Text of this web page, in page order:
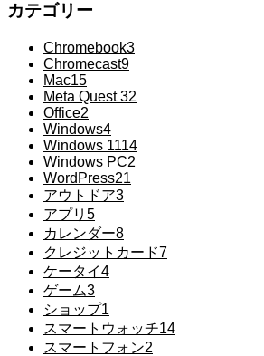
カテゴリー
Chromebook3
Chromecast9
Mac15
Meta Quest 32
Office2
Windows4
Windows 1114
Windows PC2
WordPress21
アウトドア3
アプリ 5
カレンダー8
クレジットカード7
ケータイ4
ゲーム3
ショップ1
スマートウォッチ14
スマートフォン2